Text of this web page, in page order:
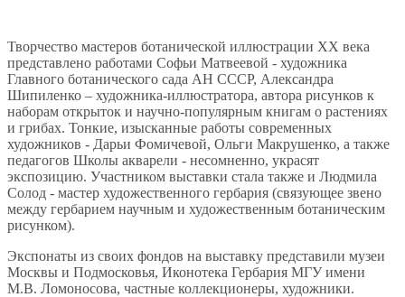
Творчество мастеров ботанической иллюстрации XX века
представлено работами Софьи Матвеевой - художника
Главного ботанического сада АН СССР, Александра
Шипиленко – художника-иллюстратора, автора рисунков к
наборам открыток и научно-популярным книгам о растениях
и грибах. Тонкие, изысканные работы современных
художников - Дарьи Фомичевой, Ольги Макрушенко, а также
педагогов Школы акварели - несомненно, украсят
экспозицию. Участником выставки стала также и Людмила
Солод - мастер художественного гербария (связующее звено
между гербарием научным и художественным ботаническим
рисунком).
Экспонаты из своих фондов на выставку представили музеи
Москвы и Подмосковья, Иконотека Гербария МГУ имени
М.В. Ломоносова, частные коллекционеры, художники.